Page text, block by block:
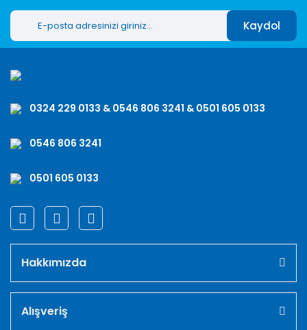
Kaydol
0324 229 0133 & 0546 806 3241 & 0501 605 0133
0546 806 3241
0501 605 0133
Hakkımızda
Alışveriş